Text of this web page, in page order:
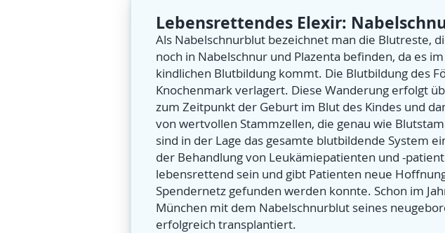
Lebensrettendes Elexir:
Als Nabelschnurblut bezeichnet man die Blutreste,
noch in Nabelschnur und Plazenta befinden, da es
kindlichen Blutbildung kommt. Die Blutbildung des
Knochenmark verlagert. Diese Wanderung erfolgt
zum Zeitpunkt der Geburt im Blut des Kindes und
von wertvollen Stammzellen, die genau wie
sind in der Lage das gesamte blutbildende System
der Behandlung von Leukämiepatienten und -
lebensrettend sein und gibt Patienten neue
Spendernetz gefunden werden konnte. Schon im
München mit dem Nabelschnurblut seines
erfolgreich transplantiert.